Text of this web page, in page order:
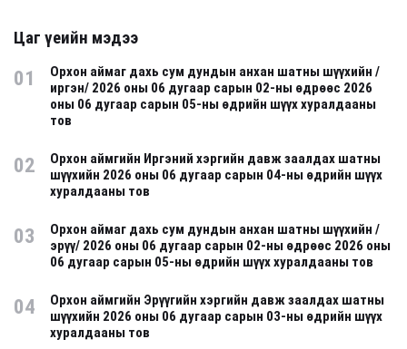
Цаг үеийн мэдээ
01
Орхон аймаг дахь сум дундын анхан шатны шүүхийн /
иргэн/ 2026 оны 06 дугаар сарын 02-ны өдрөөс 2026
оны 06 дугаар сарын 05-ны өдрийн шүүх хуралдааны
тов
02
Орхон аймгийн Иргэний хэргийн давж заалдах шатны
шүүхийн 2026 оны 06 дугаар сарын 04-ны өдрийн шүүх
хуралдааны тов
03
Орхон аймаг дахь сум дундын анхан шатны шүүхийн /
эрүү/ 2026 оны 06 дугаар сарын 02-ны өдрөөс 2026 оны
06 дугаар сарын 05-ны өдрийн шүүх хуралдааны тов
04
Орхон аймгийн Эрүүгийн хэргийн давж заалдах шатны
шүүхийн 2026 оны 06 дугаар сарын 03-ны өдрийн шүүх
хуралдааны тов